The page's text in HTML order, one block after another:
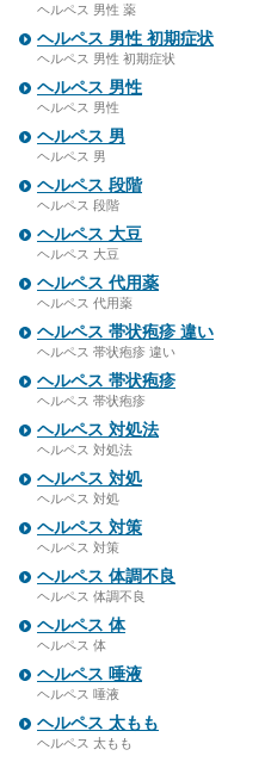
ヘルペス 男性 薬
ヘルペス 男性 初期症状
ヘルペス 男性 初期症状
ヘルペス 男性
ヘルペス 男性
ヘルペス 男
ヘルペス 男
ヘルペス 段階
ヘルペス 段階
ヘルペス 大豆
ヘルペス 大豆
ヘルペス 代用薬
ヘルペス 代用薬
ヘルペス 帯状疱疹 違い
ヘルペス 帯状疱疹 違い
ヘルペス 帯状疱疹
ヘルペス 帯状疱疹
ヘルペス 対処法
ヘルペス 対処法
ヘルペス 対処
ヘルペス 対処
ヘルペス 対策
ヘルペス 対策
ヘルペス 体調不良
ヘルペス 体調不良
ヘルペス 体
ヘルペス 体
ヘルペス 唾液
ヘルペス 唾液
ヘルペス 太もも
ヘルペス 太もも